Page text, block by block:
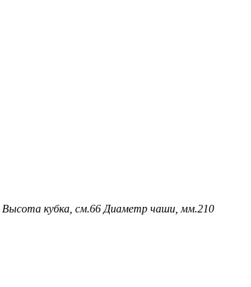
Высота кубка, см.66 Диаметр чаши, мм.210